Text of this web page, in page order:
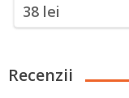
38 lei
Recenzii